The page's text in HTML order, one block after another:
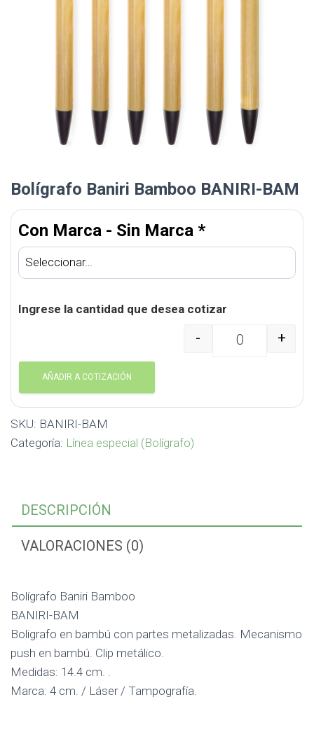
Bolígrafo Baniri Bamboo BANIRI-BAM
Con Marca - Sin Marca *
Ingrese la cantidad que desea cotizar
Bolígrafo Baniri
- +
AÑADIR A COTIZACIÓN
SKU: BANIRI-BAM
Categoría: Línea especial (Bolígrafo)
DESCRIPCIÓN
VALORACIONES (0)
Bolígrafo Baniri Bamboo
BANIRI-BAM
Boligrafo en bambú con partes metalizadas. Mecanismo
push en bambú. Clip metálico.
Medidas: 14.4 cm. .
Marca: 4 cm. / Láser / Tampografía.